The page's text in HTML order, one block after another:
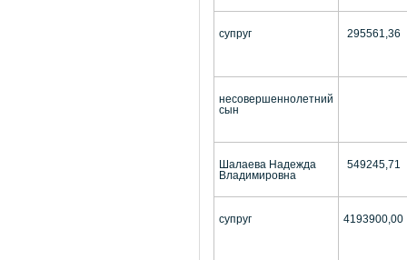
супруг 295561,36
несовершеннолетний
сын
Шалаева Надежда
Владимировна
549245,71
супруг 4193900,00